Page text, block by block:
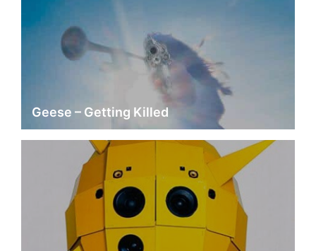
Geese – Getting Killed